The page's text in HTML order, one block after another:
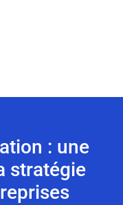
: une
stratégie